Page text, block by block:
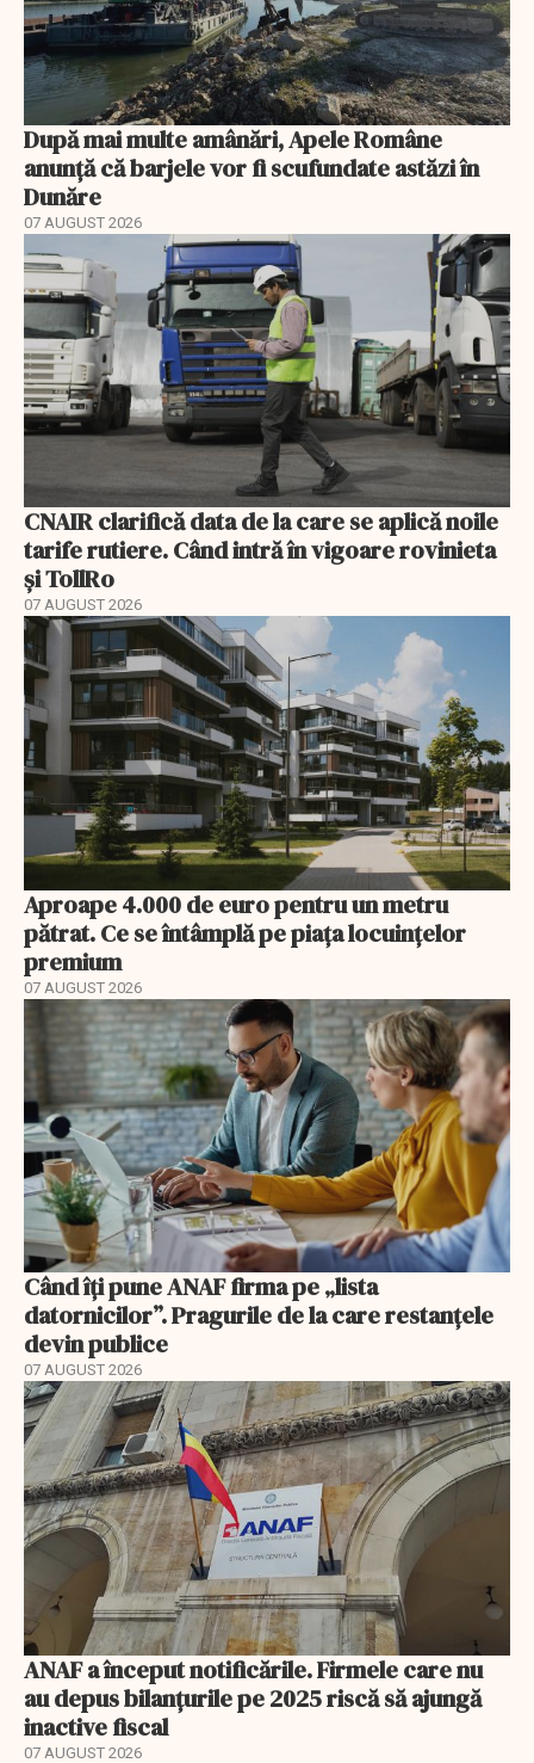
După mai multe amânări, Apele Române
anunță că barjele vor fi scufundate astăzi în
Dunăre
07 AUGUST 2026
CNAIR clarifică data de la care se aplică noile
tarife rutiere. Când intră în vigoare rovinieta
și TollRo
07 AUGUST 2026
Aproape 4.000 de euro pentru un metru
pătrat. Ce se întâmplă pe piața locuințelor
premium
07 AUGUST 2026
Când îți pune ANAF firma pe „lista
datornicilor”. Pragurile de la care restanțele
devin publice
07 AUGUST 2026
ANAF a început notificările. Firmele care nu
au depus bilanțurile pe 2025 riscă să ajungă
inactive fiscal
07 AUGUST 2026